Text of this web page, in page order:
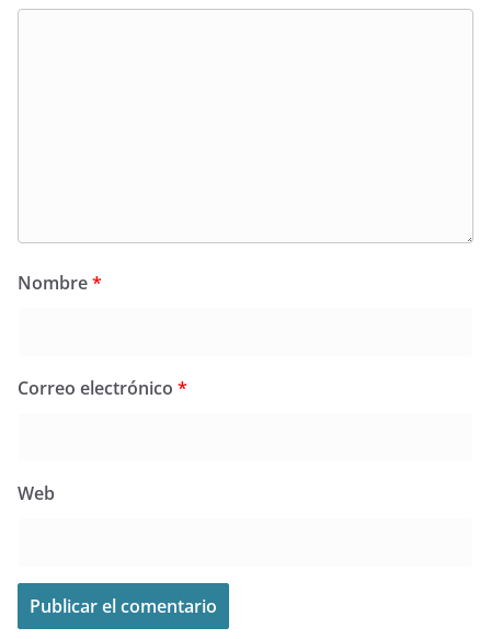
Nombre*
Correo electrónico *
Web